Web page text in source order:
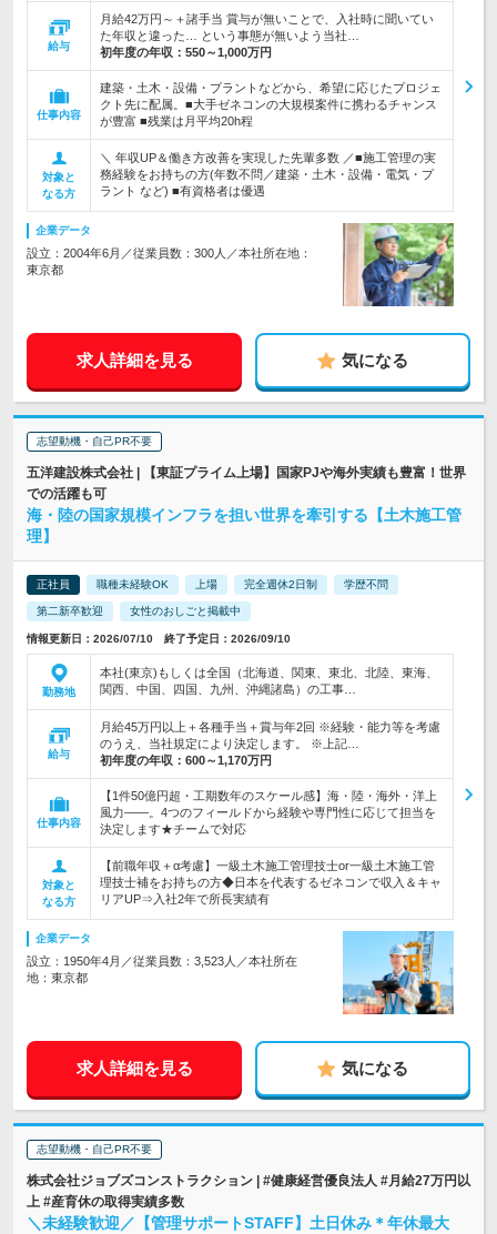
給与
月給42万円～＋諸手当 賞与が無いことで、入社時に聞いてい
た年収と違った… という事態が無いよう当社…
初年度の年収： 550～1,000万円
仕事内容
建築・土木・設備・プラントなどから、希望に応じたプロジェ
クト先に配属。■大手ゼネコンの大規模案件に携わるチャンス
が豊富 ■残業は月平均20h程
対象と
なる方
＼ 年収UP＆働き方改善を実現した先輩多数 ／■施工管理の実
務経験をお持ちの方(年数不問／建築・土木・設備・電気・プ
ラント など) ■有資格者は優遇
企業データ
設立：2004年6月／従業員数：300人／本社所在地：
東京都
求人詳細を見る 気になる
志望動機・自己PR不要
五洋建設株式会社 | 【東証プライム上場】国家PJや海外実績も豊富！世界
での活躍も可
海・陸の国家規模インフラを担い世界を牽引する【土木施工管
理】
正社員 職種未経験OK 上場 完全週休2日制 学歴不問
第二新卒歓迎 女性のおしごと掲載中
情報更新日：2026/07/10 終了予定日：2026/09/10
勤務地
本社(東京)もしくは全国（北海道、関東、東北、北陸、東海、
関西、中国、四国、九州、沖縄諸島）の工事…
給与
月給45万円以上＋各種手当＋賞与年2回 ※経験・能力等を考慮
のうえ、当社規定により決定します。 ※上記…
初年度の年収： 600～1,170万円
仕事内容
【1件50億円超・工期数年のスケール感】海・陸・海外・洋上
風力――。4つのフィールドから経験や専門性に応じて担当を
決定します★チームで対応
対象と
なる方
【前職年収＋α考慮】一級土木施工管理技士or一級土木施工管
理技士補をお持ちの方◆日本を代表するゼネコンで収入＆キャ
リアUP⇒入社2年で所長実績有
企業データ
設立：1950年4月／従業員数：3,523人／本社所在
地：東京都
求人詳細を見る 気になる
志望動機・自己PR不要
株式会社ジョブズコンストラクション | #健康経営優良法人 #月給27万円以
上 #産育休の取得実績多数
＼未経験歓迎／【管理サポートSTAFF】土日休み＊年休最大